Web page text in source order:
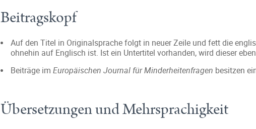
Beitragskopf
Auf den Titel in Originalsprache folgt in neuer Zeile und fett die
ohnehin auf Englisch ist. Ist ein Untertitel vorhanden, wird dieser
Beiträge im Europäischen Journal für Minderheitenfragen besitzen
Übersetzungen und Mehrsprachigkeit